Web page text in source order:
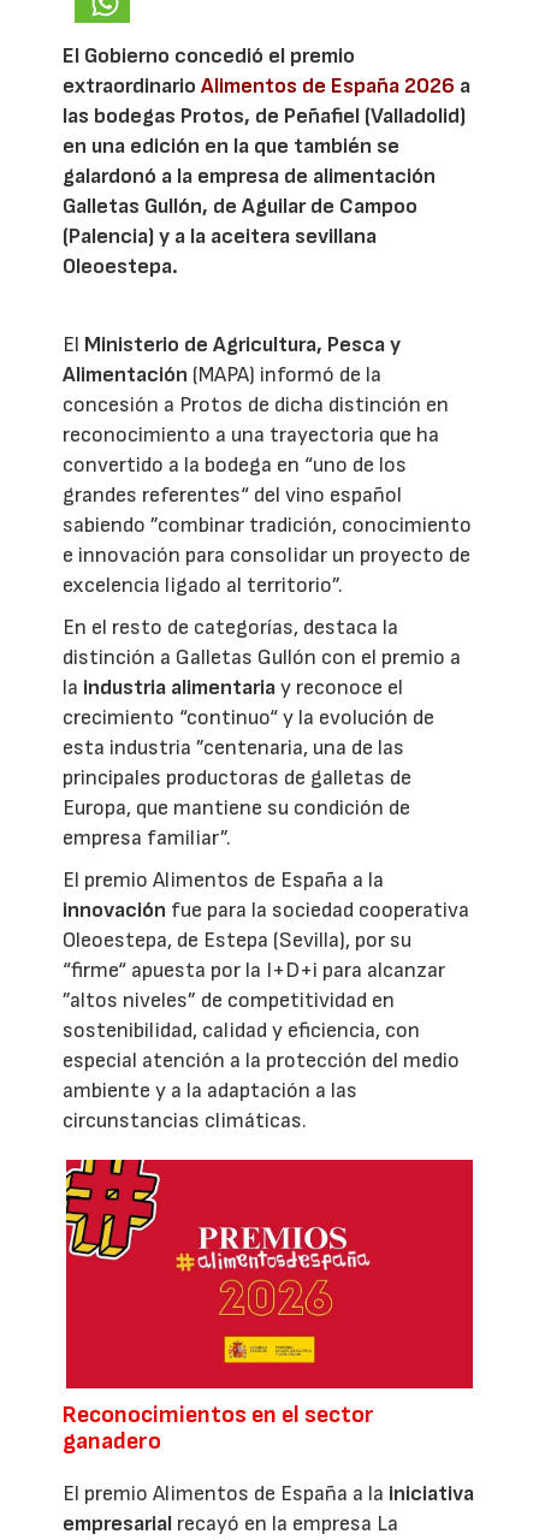
El Gobierno concedió el premio
extraordinarioAlimentos de España 2026 a
las bodegas Protos, de Peñafiel (Valladolid)
en una edición en la que también se
galardonó a la empresa de alimentación
Galletas Gullón, de Aguilar de Campoo
(Palencia) y a la aceitera sevillana
Oleoestepa.
El Ministerio de Agricultura, Pesca y
Alimentación (MAPA) informó de la
concesión a Protos de dicha distinción en
reconocimiento a una trayectoria que ha
convertido a la bodega en “uno de los
grandes referentes“ del vino español
sabiendo ”combinar tradición, conocimiento
e innovación para consolidar un proyecto de
excelencia ligado al territorio”.
En el resto de categorías, destaca la
distinción a Galletas Gullón con el premio a
la industria alimentariay reconoce el
crecimiento “continuo“ y la evolución de
esta industria ”centenaria, una de las
principales productoras de galletas de
Europa, que mantiene su condición de
empresa familiar”.
El premio Alimentos de España a la
innovación fue para la sociedad cooperativa
Oleoestepa, de Estepa (Sevilla), por su
“firme“ apuesta por la I+D+i para alcanzar
”altos niveles” de competitividad en
sostenibilidad, calidad y eficiencia, con
especial atención a la protección del medio
ambiente y a la adaptación a las
circunstancias climáticas.
Reconocimientos en el sector
ganadero
El premio Alimentos de España a la iniciativa
empresarial recayó en la empresa La